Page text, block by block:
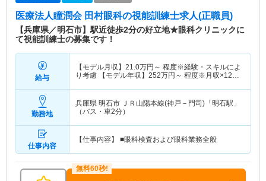
医療法人瞳潤会 田村眼科の視能訓練士求人(正職員)
【兵庫県／明石市】駅近徒歩2分の好立地★眼科クリニックに
て視能訓練士の募集です！
給与
【モデル月収】 21.0万円～ 程度※経験・スキルによ
り考慮 【モデル年収】 252万円～ 程度※月収×12ヶ
勤務地
兵庫県 明石市 ＪＲ山陽本線(神戸－門司)「明石駅」
（バス・車2分）
仕事内容
【仕事内容】 ■眼科検査および眼科業務全般